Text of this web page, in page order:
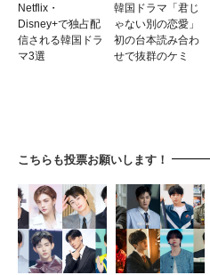
Netflix・
Disney+で独占配
信される韓国ドラ
マ3選
韓国ドラマ「君じ
ゃない別の恋愛」
初の台本読み合わ
せで抜群のケミ
こちらも投票お願いします！